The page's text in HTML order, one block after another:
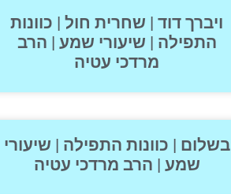
ויברך דוד | שחרית חול | כוונות
התפילה | שיעורי שמע | הרב
מרדכי עטיה
בשלום | כוונות התפילה | שיעורי
שמע | הרב מרדכי עטיה